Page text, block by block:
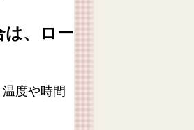
、ロー
度や時間